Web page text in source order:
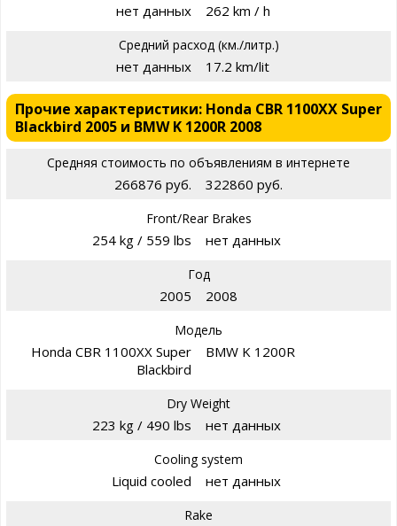
нет данных 262 km / h
Средний расход (км./литр.)
нет данных 17.2 km/lit
Прочие характеристики: Honda CBR 1100XX Super
Blackbird 2005 и BMW K 1200R 2008
Средняя стоимость по объявлениям в интернете
266876 руб. 322860 руб.
Front/Rear Brakes
254 kg / 559 lbs нет данных
Год
2005 2008
Модель
Honda CBR 1100XX Super
Blackbird
BMW K 1200R
Dry Weight
223 kg / 490 lbs нет данных
Cooling system
Liquid cooled нет данных
Rake